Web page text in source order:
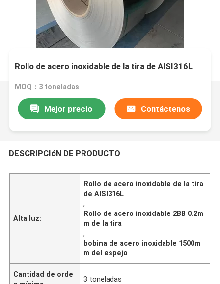
Rollo de acero inoxidable de la tira de AISI316L
MOQ：3 toneladas
Mejor precio Contáctenos
DESCRIPCIóN DE PRODUCTO
Alta luz:
Rollo de acero inoxidable de la tira
de AISI316L
,
Rollo de acero inoxidable 2BB 0.2m
m de la tira
,
bobina de acero inoxidable 1500m
m del espejo
Cantidad de orde
3 toneladas